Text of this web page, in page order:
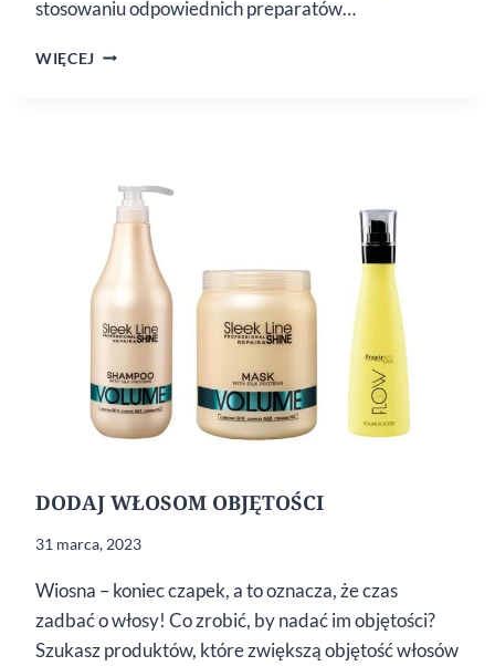
stosowaniu odpowiednich preparatów…
WIĘCEJ METODY
DODAJ WŁOSOM OBJĘTOŚCI
31 marca, 2023
Wiosna – koniec czapek, a to oznacza, że czas
zadbać o włosy! Co zrobić, by nadać im objętości?
Szukasz produktów, które zwiększą objętość włosów